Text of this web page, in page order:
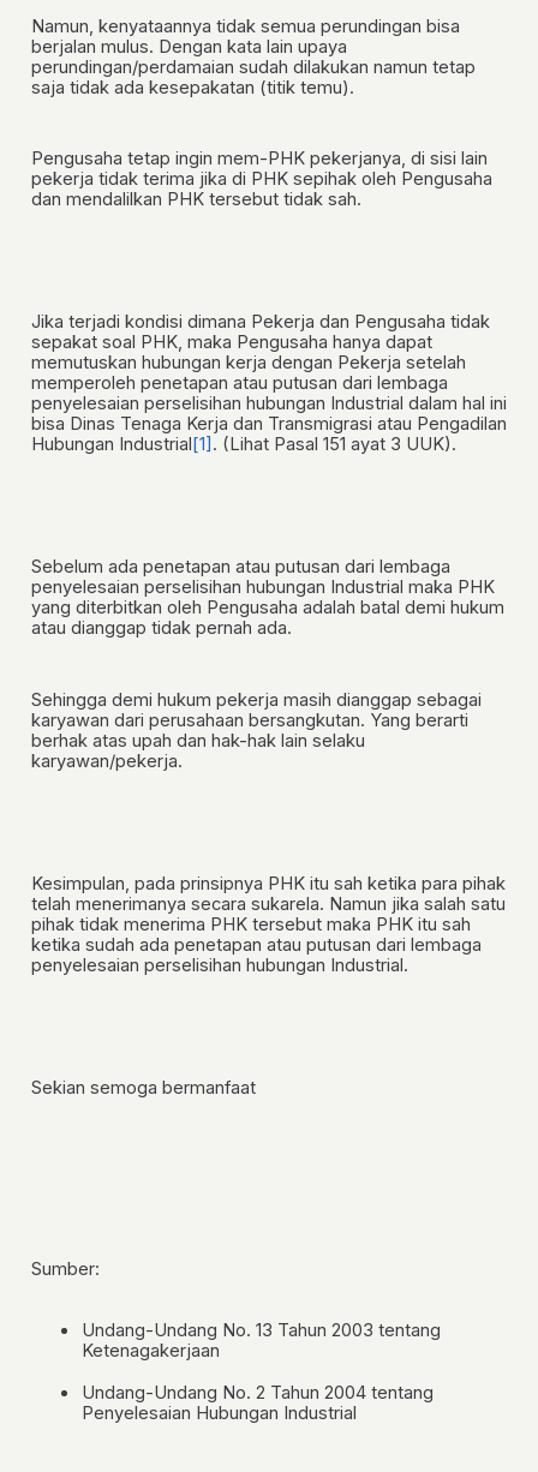
Namun, kenyataannya tidak semua perundingan bisa
berjalan mulus. Dengan kata lain upaya
perundingan/perdamaian sudah dilakukan namun tetap
saja tidak ada kesepakatan (titik temu).
Pengusaha tetap ingin mem-PHK pekerjanya, di sisi lain
pekerja tidak terima jika di PHK sepihak oleh Pengusaha
dan mendalilkan PHK tersebut tidak sah.
Jika terjadi kondisi dimana Pekerja dan Pengusaha tidak
sepakat soal PHK, maka Pengusaha hanya dapat
memutuskan hubungan kerja dengan Pekerja setelah
memperoleh penetapan atau putusan dari lembaga
penyelesaian perselisihan hubungan Industrial dalam hal ini
bisa Dinas Tenaga Kerja dan Transmigrasi atau Pengadilan
Hubungan Industrial [1] . (Lihat Pasal 151 ayat 3 UUK).
Sebelum ada penetapan atau putusan dari lembaga
penyelesaian perselisihan hubungan Industrial maka PHK
yang diterbitkan oleh Pengusaha adalah batal demi hukum
atau dianggap tidak pernah ada.
Sehingga demi hukum pekerja masih dianggap sebagai
karyawan dari perusahaan bersangkutan. Yang berarti
berhak atas upah dan hak-hak lain selaku
karyawan/pekerja.
Kesimpulan, pada prinsipnya PHK itu sah ketika para pihak
telah menerimanya secara sukarela. Namun jika salah satu
pihak tidak menerima PHK tersebut maka PHK itu sah
ketika sudah ada penetapan atau putusan dari lembaga
penyelesaian perselisihan hubungan Industrial.
Sekian semoga bermanfaat
Sumber:
Undang-Undang No. 13 Tahun 2003 tentang
Ketenagakerjaan
Undang-Undang No. 2 Tahun 2004 tentang
Penyelesaian Hubungan Industrial